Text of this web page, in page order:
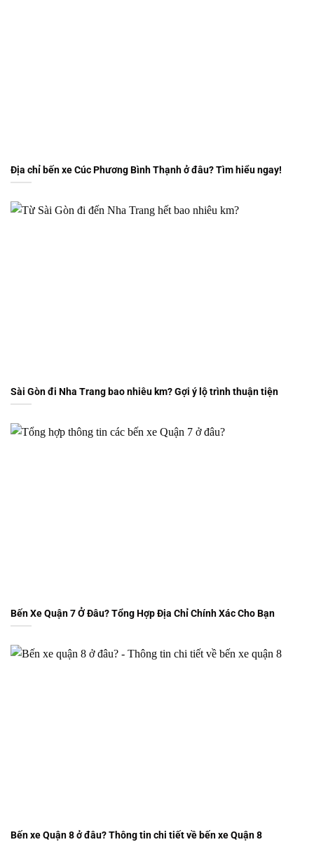
Địa chỉ bến xe Cúc Phương Bình Thạnh ở đâu? Tìm hiểu ngay!
Sài Gòn đi Nha Trang bao nhiêu km? Gợi ý lộ trình thuận tiện
Bến Xe Quận 7 Ở Đâu? Tổng Hợp Địa Chỉ Chính Xác Cho Bạn
Bến xe Quận 8 ở đâu? Thông tin chi tiết về bến xe Quận 8